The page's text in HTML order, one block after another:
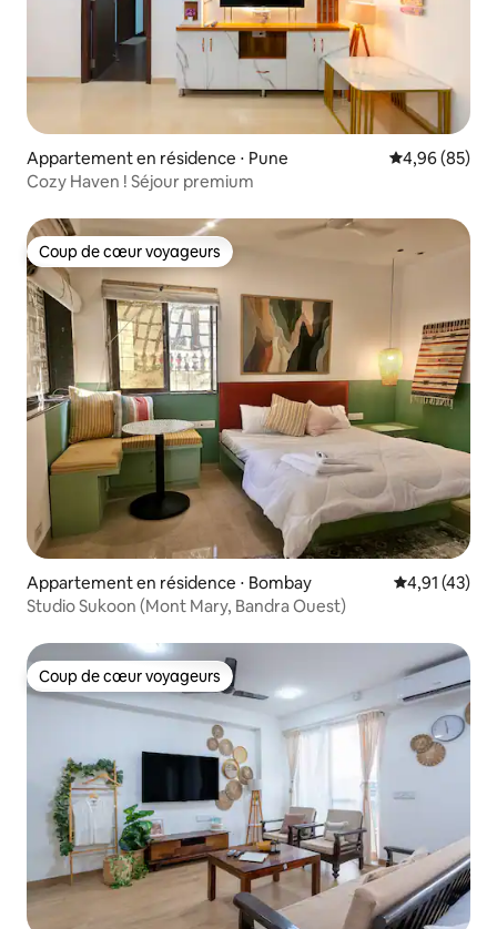
Appartement en résidence ⋅ Pune Évaluation
4,96 (85)
Cozy Haven ! Séjour premium
Coup de cœur voyageurs
Coup de cœur voyageurs
Appartement en résidence ⋅ Bombay Évaluation
4,91 (43)
Studio Sukoon (Mont Mary, Bandra Ouest)
Coup de cœur voyageurs
Coup de cœur voyageurs